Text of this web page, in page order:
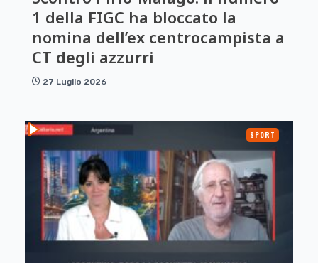
1 della FIGC ha bloccato la
nomina dell’ex centrocampista a
CT degli azzurri
27 Luglio 2026
SPORT